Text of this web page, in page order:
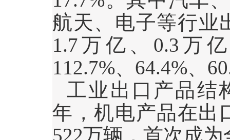
航天、电子等行业
1.7万亿、 0.3 万
112.7%、 64.4%、
工业出口产品结
年，机电产品在出
522万辆，首次成